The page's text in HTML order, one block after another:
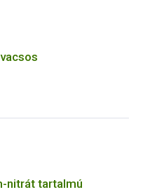
nitrát tartalmú